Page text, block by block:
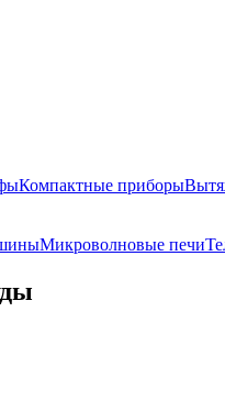
Компактные приборы
Микроволновые печи